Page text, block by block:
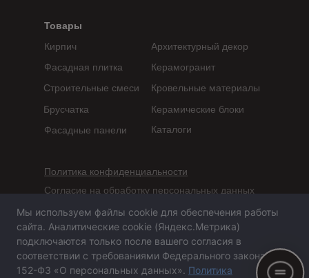
Согласие на обработку персональных данных
Политика конфиденциальности
Фасадная плитка
Кирпич Архитектурный декор
Фасадные панели
Керамогранит
Строительные смеси
Каталоги
Товары
Брусчатка
Кровельные материалы
Керамические блоки
Сайт не является публичной офертой,
определяемой положениями статьи 437 ГК РФ
Мы используем файлы cookie для обеспечения работы
сайта. Аналитические cookie (Яндекс.Метрика)
подключаются только после вашего согласия в
соответствии с требованиями Федерального закона №
152-ФЗ «О персональных данных». Политика